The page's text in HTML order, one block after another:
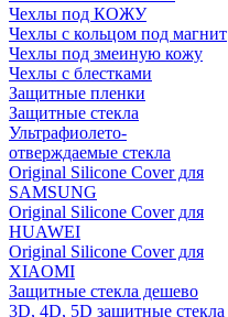
Чехлы под КОЖУ
Чехлы с кольцом под магнит
Чехлы под змеиную кожу
Чехлы с блестками
Защитные пленки
Защитные стекла
Ультрафиолето-
отверждаемые стекла
Original Silicone Cover для
SAMSUNG
Original Silicone Cover для
HUAWEI
Original Silicone Cover для
XIAOMI
Защитные стекла дешево
3D, 4D, 5D защитные стекла